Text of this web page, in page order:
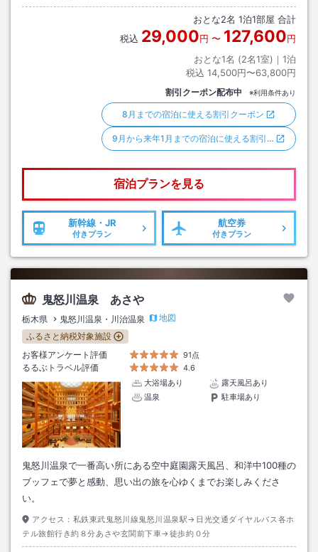
おとな2名 1泊1部屋 合計
税込 29,000円 〜 127,600円
おとな1名 (2名1室)｜ 1泊
税込 14,500円〜63,800円
割引クーポン配布中 ※利用条件あり
8月までの宿泊に使える割引クーポン
9月から来年1月までの宿泊に使える割引…
宿泊プランを見る
新幹線・JR
付きプラン
航空券
付きプラン
鬼怒川温泉 あさや
栃木県 鬼怒川温泉・川治温泉
地図
ふるさと納税対象施設
お客様アンケート評価
91点
るるぶトラベル評価
4.6
大浴場あり
露天風呂あり
温泉
駐車場あり
鬼怒川温泉で一番高い所にある空中庭園露天風呂、和洋中100種の
ブッフェで夢と感動、思い出の旅を心ゆくまでお楽しみくださ
い。
アクセス： 私鉄東武鬼怒川線鬼怒川温泉駅→日光交通ダイヤルバス各ホ
テル旅館行き約８分あさや玄関前下車→徒歩約０分